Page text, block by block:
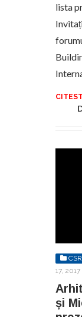
lista
CSR
17, 2017
și